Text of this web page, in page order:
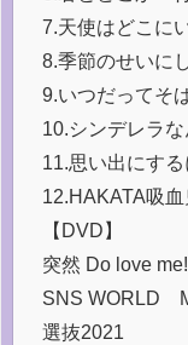
7.天使はどこに
8.季節のせいに
9.いつだってそ
10.シンデレラ
11.思い出にす
12.HAKATA吸血
【DVD】
突然 Do love
SNS WORLD
選抜2021